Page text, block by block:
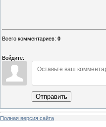
Всего комментариев: 0
Войдите:
Отправить
Полная версия сайта